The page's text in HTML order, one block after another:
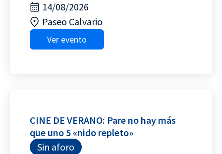
14/08/2026
Paseo Calvario
Ver evento
CINE DE VERANO: Pare no hay más
que uno 5 «nido repleto»
Sin aforo